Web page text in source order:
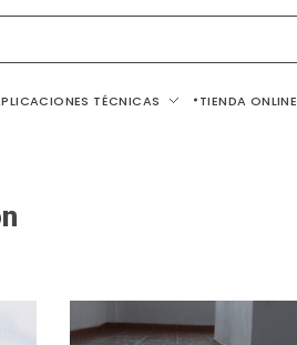
TÉCNICAS TIENDA ONLINE